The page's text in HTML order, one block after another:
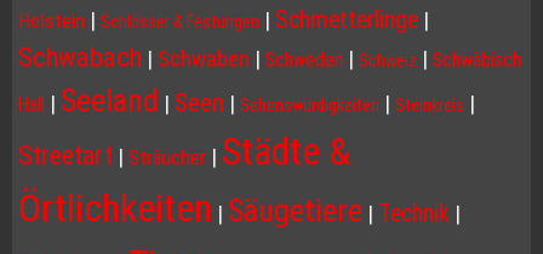
Holstein | Schlösser & Festungen | Schmetterlinge |
Schwabach | Schwaben | Schweden | Schweiz | Schwäbisch
Hall | Seeland | Seen | Sehenswürdigkeiten | Steinkreis |
Streetart | Sträucher | Städte &
Örtlichkeiten | Säugetiere | Technik |